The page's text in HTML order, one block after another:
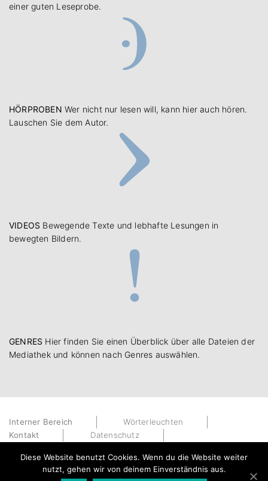
einer guten Leseprobe.
HÖRPROBEN Wer nicht nur lesen will, kann hier auch hören.
Lauschen Sie dem Autor.
VIDEOS Bewegende Texte und lebhafte Lesungen in
bewegten Bildern.
GENRES Hier finden Sie einen Überblick über alle Dateien der
Mediathek und können nach Genres auswählen.
Interner Bereich
Wörterleuchten
Kontakt
Datenschutz
Diese Website benutzt Cookies. Wenn du die Website weiter
nutzt, gehen wir von deinem Einverständnis aus.